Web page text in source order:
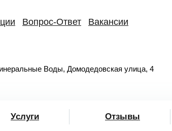
Вопрос-Ответ Вакансии
Воды, Домодедовская улица, 4
Услуги Отзывы